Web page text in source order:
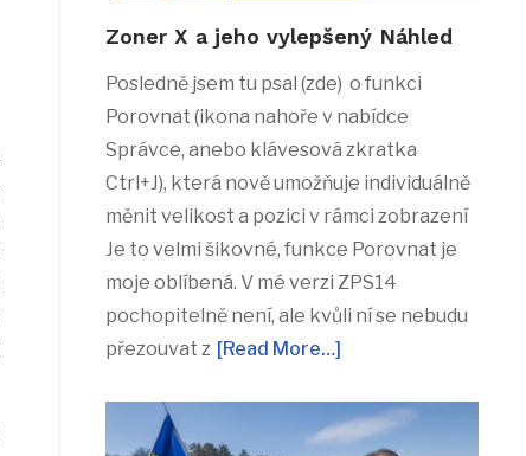
Zoner X a jeho vylepšený Náhled
Posledně jsem tu psal (zde) o funkci
Porovnat (ikona nahoře v nabídce
Správce, anebo klávesová zkratka
Ctrl+J), která nově umožňuje individuálně
měnit velikost a pozici v rámci zobrazení
Je to velmi šikovné, funkce Porovnat je
moje oblíbená. V mé verzi ZPS14
pochopitelně není, ale kvůli ní se nebudu
přezouvat z [Read More…]